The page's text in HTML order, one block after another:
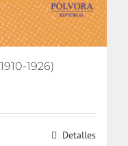
1926)
Detalles